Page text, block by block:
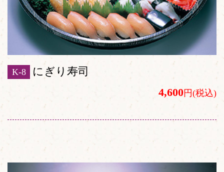
K-8
にぎり寿司
4,600円(税込)